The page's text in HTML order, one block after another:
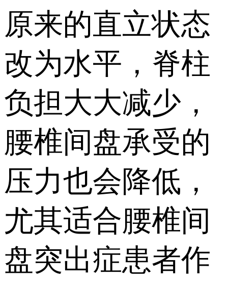
原来的直立状态
改为水平，脊柱
负担大大减少，
腰椎间盘承受的
压力也会降低，
尤其适合腰椎间
盘突出症患者作